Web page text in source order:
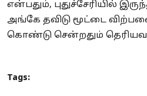
என்பதும், புதுச்சேரியில்
அங்கே தவிடு மூட்டை
கொண்டு சென்றதும்
Tags: